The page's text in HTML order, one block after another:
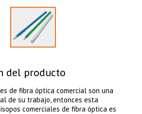
Select to display product image 1
del producto
de fibra óptica comercial son una
de su trabajo, entonces esta
comerciales de fibra óptica es